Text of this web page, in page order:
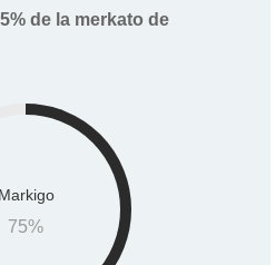
de la merkato de
Markigo
75%